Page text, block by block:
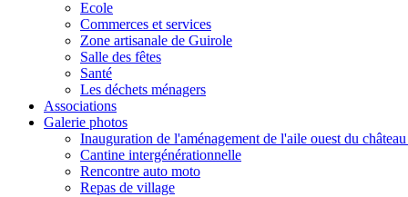
Ecole
Commerces et services
Zone artisanale de Guirole
Salle des fêtes
Santé
Les déchets ménagers
Associations
Galerie photos
Inauguration de l'aménagement de l'aile ouest du
Cantine intergénérationnelle
Rencontre auto moto
Repas de village